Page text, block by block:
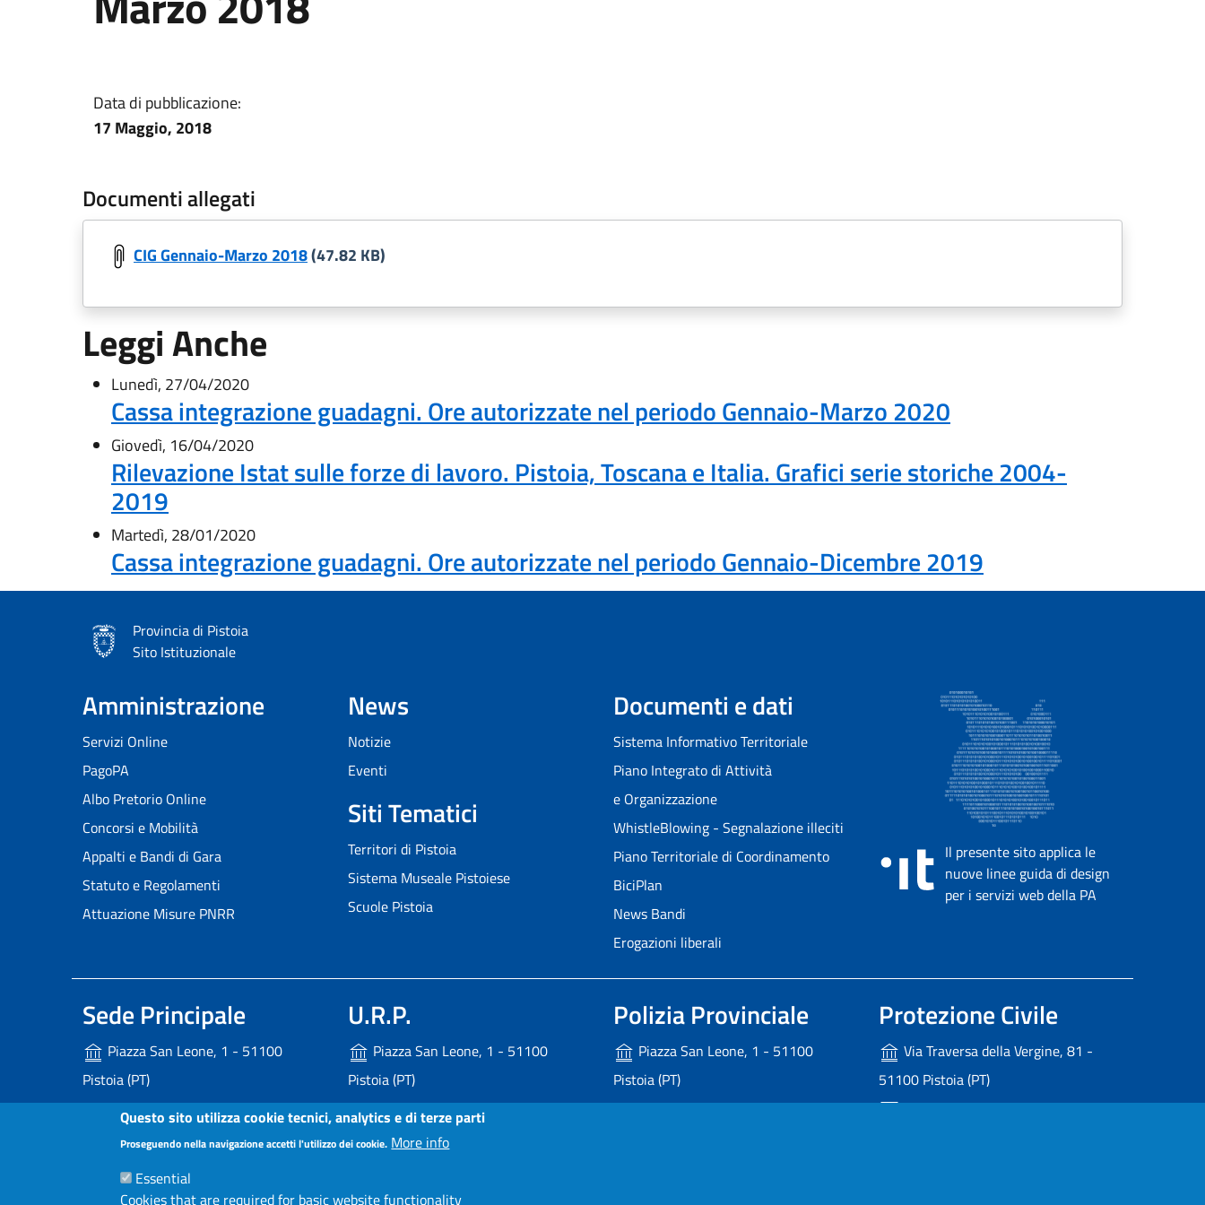
Data di pubblicazione:
17 Maggio, 2018
Documenti allegati
CIG Gennaio-Marzo 2018(47.82 KB)
Leggi Anche
Lunedì, 27/04/2020
Cassa integrazione guadagni. Ore autorizzate nel periodo Gennaio-Marzo 2020
Giovedì, 16/04/2020
Rilevazione Istat sulle forze di lavoro. Pistoia, Toscana e Italia. Grafici serie storiche 2004-
2019
Martedì, 28/01/2020
Cassa integrazione guadagni. Ore autorizzate nel periodo Gennaio-Dicembre 2019
Provincia di Pistoia
Sito Istituzionale
Amministrazione
Servizi Online
PagoPA
Albo Pretorio Online
Concorsi e Mobilità
Appalti e Bandi di Gara
Statuto e Regolamenti
Attuazione Misure PNRR
News
Notizie
Eventi
Siti Tematici
Territori di Pistoia
Sistema Museale Pistoiese
Scuole Pistoia
Documenti e dati
Sistema Informativo Territoriale
Piano Integrato di Attività
e Organizzazione
WhistleBlowing - Segnalazione illeciti
Piano Territoriale di Coordinamento
BiciPlan
News Bandi
Erogazioni liberali
Il presente sito applica le
nuove linee guida di design
per i servizi web della PA
Sede Principale
Piazza San Leone, 1 - 51100
Pistoia (PT)
+39 0573 3741 - 800 246 245
P.IVA - C.F. 00236340477
provincia.pistoia@postacert.toscana.it
U.R.P.
Piazza San Leone, 1 - 51100
Pistoia (PT)
800 246 245
urp@provincia.pistoia.it
Polizia Provinciale
Piazza San Leone, 1 - 51100
Pistoia (PT)
+39 0573 374600
Protezione Civile
Via Traversa della Vergine, 81 -
51100 Pistoia (PT)
Questo sito utilizza cookie tecnici, analytics e di terze parti
Proseguendo nella navigazione accetti l'utilizzo dei cookie. More info
Essential
Cookies that are required for basic website functionality